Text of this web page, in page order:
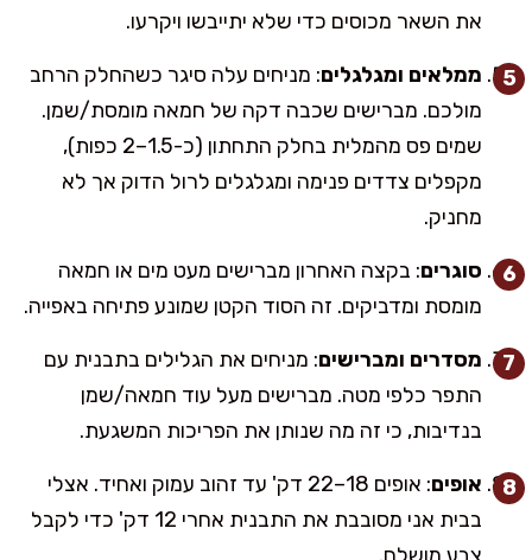
את השאר מכוסים כדי שלא יתייבשו ויקרעו.
ממלאים ומגלגלים: מניחים עלה סיגר כשהחלק הרחב
מולכם. מברישים שכבה דקה של חמאה מומסת/שמן.
שמים פס מהמלית בחלק התחתון (כ-1.5–2 כפות),
מקפלים צדדים פנימה ומגלגלים לרול הדוק אך לא
מחניק.
סוגרים: בקצה האחרון מברישים מעט מים או חמאה
מומסת ומדביקים. זה הסוד הקטן שמונע פתיחה באפייה.
מסדרים ומברישים: מניחים את הגלילים בתבנית עם
התפר כלפי מטה. מברישים מעל עוד חמאה/שמן
בנדיבות, כי זה מה שנותן את הפריכות המשגעת.
אופים
: אופים 18–22 דק' עד זהוב עמוק ואחיד. אצלי
בבית אני מסובבת את התבנית אחרי 12 דק' כדי לקבל